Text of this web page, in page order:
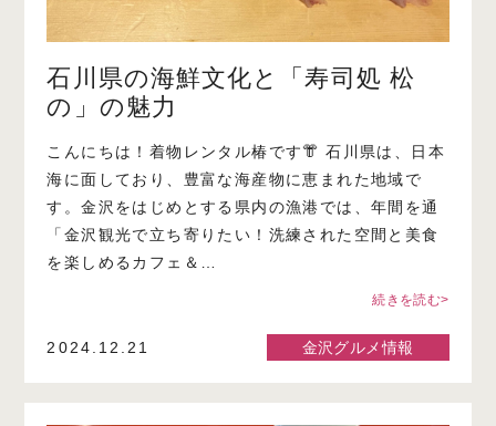
石川県の海鮮文化と「寿司処 松
の」の魅力
こんにちは！着物レンタル椿です👘 石川県は、日本
海に面しており、豊富な海産物に恵まれた地域で
す。金沢をはじめとする県内の漁港では、年間を通
「金沢観光で立ち寄りたい！洗練された空間と美食
を楽しめるカフェ＆…
続きを読む>
2024.12.21 金沢グルメ情報